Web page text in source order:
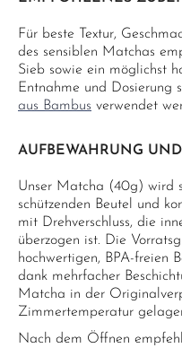
Für beste Textur,
des sensiblen Matchas
Sieb sowie ein möglichst
Entnahme und Dosierung
aus Bambus verwendet
AUFBEWAHRUNG
Unser Matcha (40g) wird
schützenden Beutel und
mit Drehverschluss, die
überzogen ist. Die
hochwertigen, BPA-freien
dank mehrfacher
Matcha in der
Zimmertemperatur
Nach dem Öffnen